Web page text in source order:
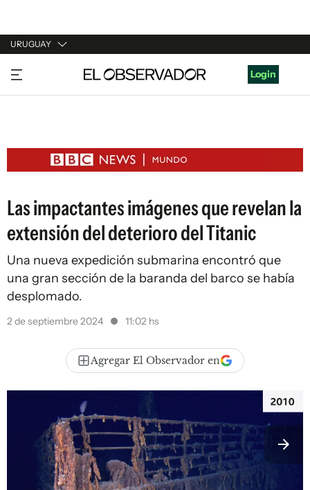
URUGUAY
URUGUAY
ARGENTINA
ESTADOS UNIDOS
Login
Las impactantes imágenes que revelan la
extensión del deterioro del Titanic
Una nueva expedición submarina encontró que
una gran sección de la baranda del barco se había
desplomado.
2 de septiembre 2024 11:02 hs
Agregar El Observador en